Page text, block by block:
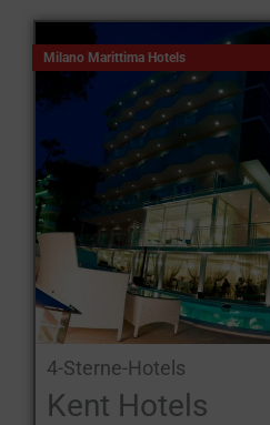
Milano Marittima Hotels
4-Sterne-Hotels
Kent Hotels